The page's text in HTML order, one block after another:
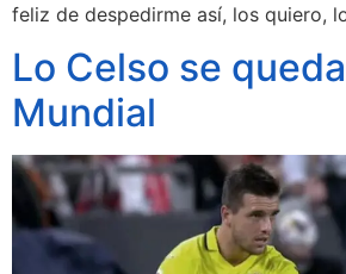
feliz de despedirme así, los quiero,
Lo Celso se
Mundial